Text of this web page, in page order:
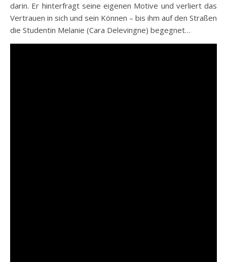
darin. Er hinterfragt seine eigenen Motive und verliert das
Vertrauen in sich und sein Können – bis ihm auf den Straßen
die Studentin Melanie (Cara Delevingne) begegnet…